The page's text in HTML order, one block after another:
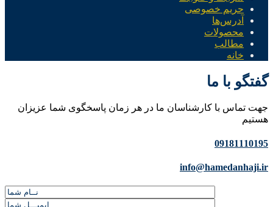
حریم خصوصی
آدرس‌ها
محصولات
مطالب
خانه
گفتگو با ما
جهت تماس با کارشناسان ما در هر زمان پاسخگوی شما عزیزان
هستیم
09181110195
info@hamedanhaji.ir